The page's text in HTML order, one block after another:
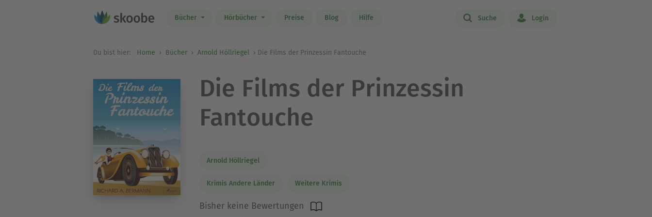
Bücher Hörbücher Preise Blog Hilfe Suche Login
Du bist hier: Home Bücher Arnold Höllriegel Die Films der Prinzessin Fantouche
Die Films der Prinzessin
Fantouche
Arnold Höllriegel
Krimis Andere Länder Weitere Krimis
Bisher keine Bewertungen